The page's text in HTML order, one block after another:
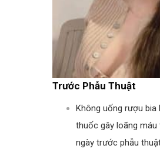
Trước Phẫu Thuật
Không uống rượu bia
thuốc gây loãng máu
ngày trước phẫu